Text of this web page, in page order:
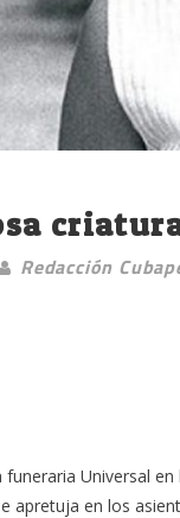
Redacción
funeraria Universal
apretuja en los